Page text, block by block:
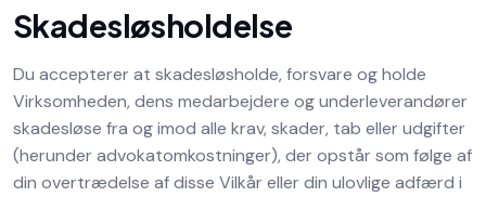
Skadesløsholdelse
Du accepterer at skadesløsholde, forsvare og holde
Virksomheden, dens medarbejdere og underleverandører
skadesløse fra og imod alle krav, skader, tab eller udgifter
(herunder advokatomkostninger), der opstår som følge af
din overtrædelse af disse Vilkår eller din ulovlige adfærd i